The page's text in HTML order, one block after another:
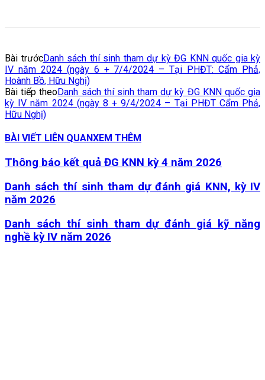
Bài trướcDanh sách thí sinh tham dự kỳ ĐG KNN quốc gia kỳ
IV năm 2024 (ngày 6 + 7/4/2024 – Tại PHĐT: Cẩm Phả,
Hoành Bồ, Hữu Nghị)
Bài tiếp theoDanh sách thí sinh tham dự kỳ ĐG KNN quốc gia
kỳ IV năm 2024 (ngày 8 + 9/4/2024 – Tại PHĐT Cẩm Phả,
Hữu Nghị)
BÀI VIẾT LIÊN QUANXEM THÊM
Thông báo kết quả ĐG KNN kỳ 4 năm 2026
Danh sách thí sinh tham dự đánh giá KNN, kỳ IV
năm 2026
Danh sách thí sinh tham dự đánh giá kỹ năng
nghề kỳ IV năm 2026